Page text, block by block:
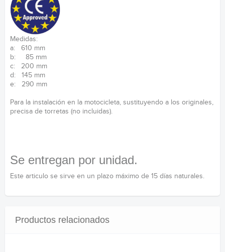
Medidas:
a: 610 mm
b: 85 mm
c: 200 mm
d: 145 mm
e: 290 mm
Para la instalación en la motocicleta, sustituyendo a los originales,
precisa de torretas (no incluidas).
Se entregan por unidad.
Este articulo se sirve en un plazo máximo de 15 días naturales.
Productos relacionados